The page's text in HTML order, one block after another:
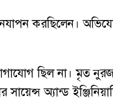
করছিলেন।
ছিল না। মৃত
অ্যান্ড